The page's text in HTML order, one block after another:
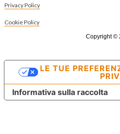
Privacy Policy
Cookie Policy
Copyright ©
Informativa sulla raccolta
LE TUE